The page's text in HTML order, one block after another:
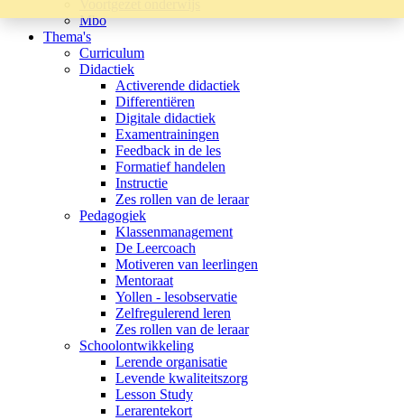
Mbo
Thema's
Curriculum
Didactiek
Activerende didactiek
Differentiëren
Digitale didactiek
Examentrainingen
Feedback in de les
Formatief handelen
Instructie
Zes rollen van de leraar
Pedagogiek
Klassenmanagement
De Leercoach
Motiveren van leerlingen
Mentoraat
Yollen - lesobservatie
Zelfregulerend leren
Zes rollen van de leraar
Schoolontwikkeling
Lerende organisatie
Levende kwaliteitszorg
Lesson Study
Lerarentekort